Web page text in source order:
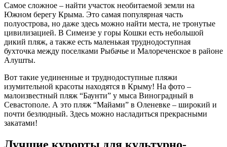
Самое сложное – найти участок необитаемой земли на
Южном берегу Крыма. Это самая популярная часть
полуострова, но даже здесь можно найти места, не тронутые
цивилизацией. В Симеизе у горы Кошки есть небольшой
дикий пляж, а также есть маленькая труднодоступная
бухточка между поселками Рыбачье и Малореченское в районе
Алушты.
Вот такие уединенные и труднодоступные пляжи
изумительной красоты находятся в Крыму! На фото –
малоизвестный пляж “Баунти” у мыса Виноградный в
Севастополе. А это пляж “Майами” в Оленевке – широкий и
почти безлюдный. Здесь можно насладиться прекрасными
закатами!
Лучшие курорты для культурно-